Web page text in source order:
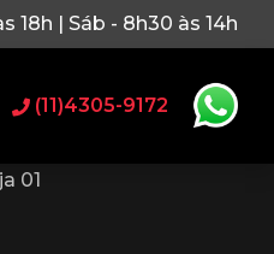
18h | Sáb - 8h30 às 14h
(11)4305-9172
01